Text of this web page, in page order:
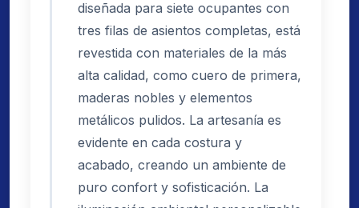
diseñada para siete ocupantes con
tres filas de asientos completas, está
revestida con materiales de la más
alta calidad, como cuero de primera,
maderas nobles y elementos
metálicos pulidos. La artesanía es
evidente en cada costura y
acabado, creando un ambiente de
puro confort y sofisticación. La